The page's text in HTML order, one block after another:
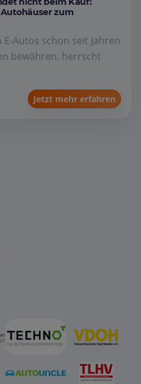
zum
Autos schon seit Jahren
bewähren, herrscht
Jetzt mehr erfahren